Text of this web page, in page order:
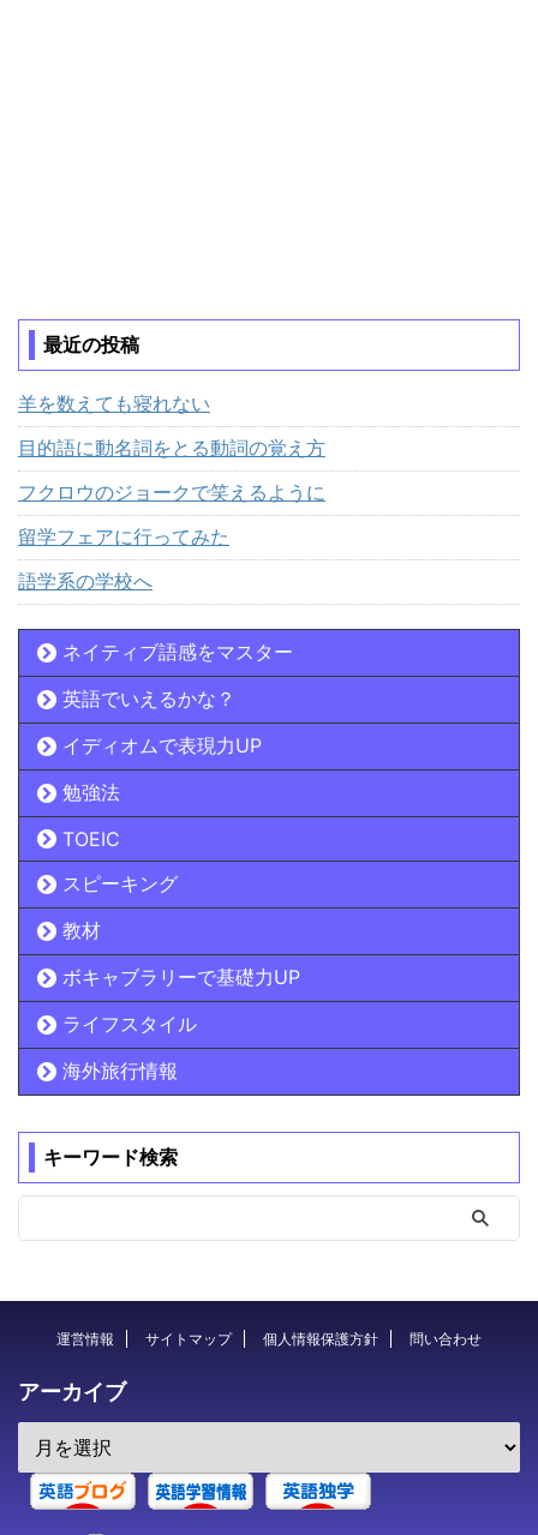
最近の投稿
羊を数えても寝れない
目的語に動名詞をとる動詞の覚え方
フクロウのジョークで笑えるように
留学フェアに行ってみた
語学系の学校へ
ネイティブ語感をマスター
英語でいえるかな？
イディオムで表現力UP
勉強法
TOEIC
スピーキング
教材
ボキャブラリーで基礎力UP
ライフスタイル
海外旅行情報
キーワード検索
運営情報 サイトマップ 個人情報保護方針 問い合わせ
アーカイブ